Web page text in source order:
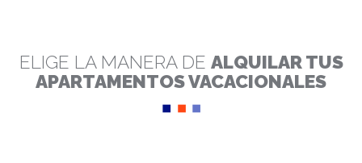
ELIGE LA MANERA DE ALQUILAR TUS
APARTAMENTOS VACACIONALES